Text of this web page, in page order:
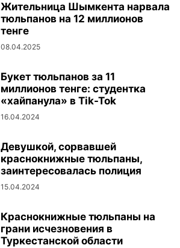
Жительница Шымкента нарвала
тюльпанов на 12 миллионов
тенге
08.04.2025
Букет тюльпанов за 11
миллионов тенге: студентка
«хайпанула» в Tik-Tok
16.04.2024
Девушкой, сорвавшей
краснокнижные тюльпаны,
заинтересовалась полиция
15.04.2024
Краснокнижные тюльпаны на
грани исчезновения в
Туркестанской области